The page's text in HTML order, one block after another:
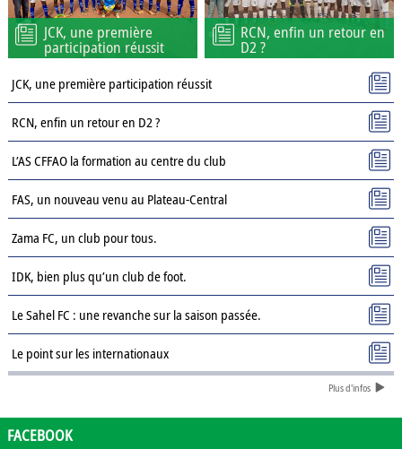
JCK, une première
participation réussit
RCN, enfin un retour en
D2 ?
JCK, une première participation réussit
RCN, enfin un retour en D2 ?
L’AS CFFAO la formation au centre du club
FAS, un nouveau venu au Plateau-Central
Zama FC, un club pour tous.
IDK, bien plus qu’un club de foot.
Le Sahel FC : une revanche sur la saison passée.
Le point sur les internationaux
Présentation des clubs de D3 : ASPC Tenkodogo
Plus d'infos
FACEBOOK